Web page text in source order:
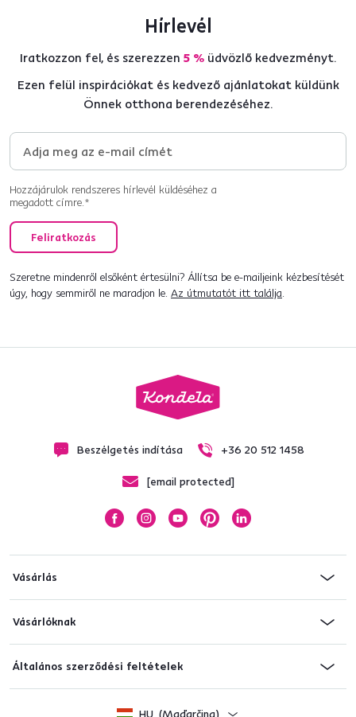
Hírlevél
Iratkozzon fel, és szerezzen 5 %üdvözlő kedvezményt.
Ezen felül inspirációkat és kedvező ajánlatokat küldünk
Önnek otthona berendezéséhez.
Hozzájárulok rendszeres hírlevél küldéséhez a
megadott címre.*
Feliratkozás
Szeretne mindenről elsőként értesülni? Állítsa be e-mailjeink kézbesítését
úgy, hogy semmiről ne maradjon le. Az útmutatót itt találja.
Beszélgetés indítása +36 20 512 1458
[email protected]
Vásárlás
Vásárlóknak
Általános szerződési feltételek
HU (Maďarčina)